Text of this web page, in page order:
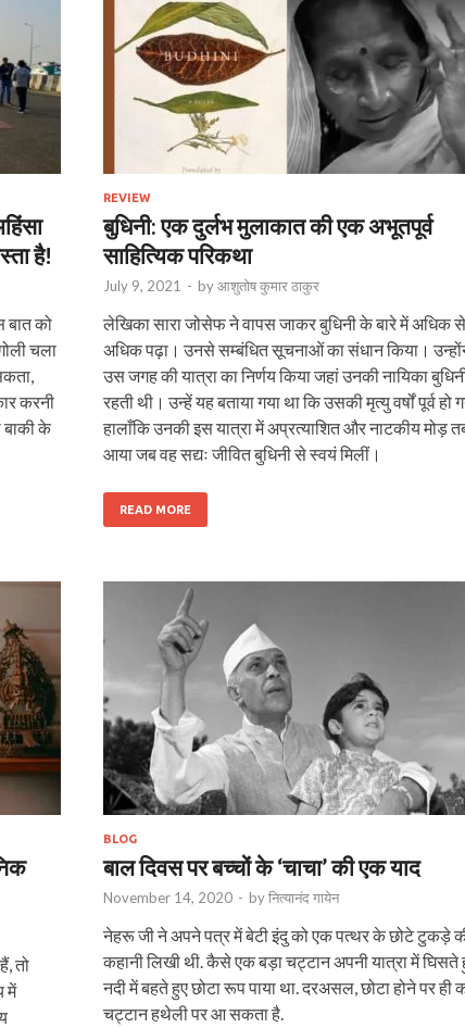
है!
बात को
चला
करनी
बाकी के
REVIEW
बुधिनी: एक दुर्लभ मुलाकात की एक अभूतपूर्व
साहित्यिक परिकथा
July 9, 2021 - byआशुतोष कुमार ठाकुर
लेखिका सारा जोसेफ ने वापस जाकर बुधिनी के बारे में अधिक से
अधिक पढ़ा। उनसे सम्बंधित सूचनाओं का संधान किया।
उस जगह की यात्रा का निर्णय किया जहां उनकी नायिका
रहती थी। उन्हें यह बताया गया था कि उसकी मृत्यु वर्षों पूर्व हो
हालाँकि उनकी इस यात्रा में अप्रत्याशित और नाटकीय मोड़
आया जब वह सद्यः जीवित बुधिनी से स्वयं मिलीं।
READ MORE
तो
में
BLOG
बाल दिवस पर बच्चों के ‘चाचा’ की एक याद
November 14, 2020 - byनित्यानंद गायेन
नेहरू जी ने अपने पत्र में बेटी इंदु को एक पत्थर के छोटे टुकड़े
कहानी लिखी थी. कैसे एक बड़ा चट्टान अपनी यात्रा में घिसते
नदी में बहते हुए छोटा रूप पाया था. दरअसल, छोटा होने पर ही
चट्टान हथेली पर आ सकता है.